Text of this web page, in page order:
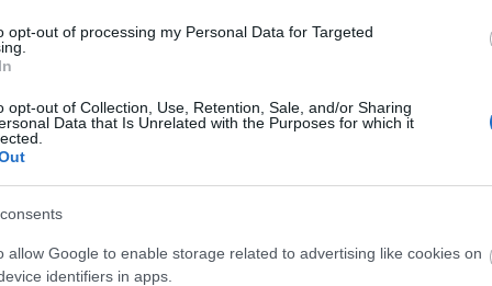
opt-out of processing my Personal Data for Targeted
opt-out of Collection, Use, Retention, Sale, and/or Sharing
Data that Is Unrelated with the Purposes for which it
allow Google to enable storage related to advertising like cookies on
identifiers in apps.
életmű legtáncosabb lemezén a vokálokba besegít a
Mire elég ez? Ez a kritika először a Recorder magazin 119.
komment